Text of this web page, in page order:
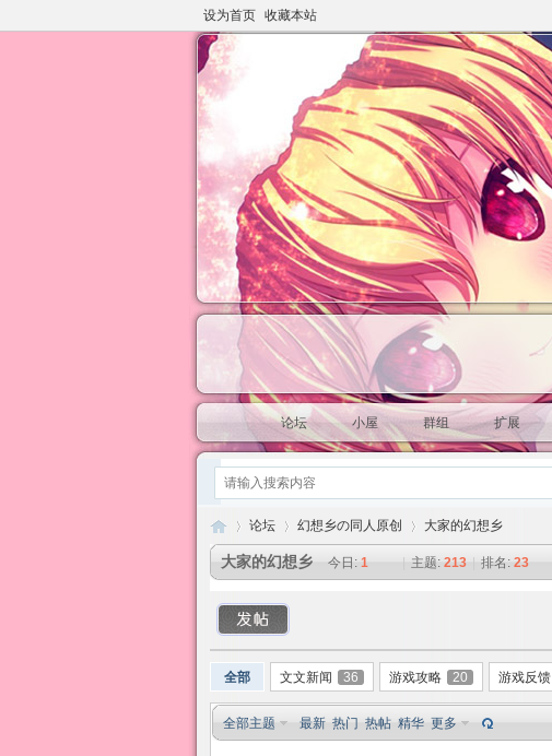
设为首页 收藏本站
论坛 小屋 群组 扩展
论坛 幻想乡の同人原创 大家的幻想乡
大家的幻想乡 今日: 1 主题: 213 排名: 23
全部 文文新闻 36 游戏攻略 20 游戏反馈
全部主题 最新 热门 热帖 精华 更多